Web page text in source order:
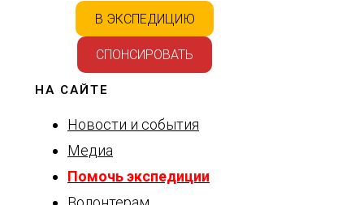
В ЭКСПЕДИЦИЮ
СПОНСИРОВАТЬ
НА САЙТЕ
Новости и события
Медиа
Помочь экспедиции